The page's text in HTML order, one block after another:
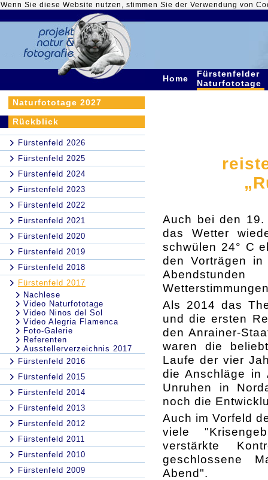
Wenn Sie diese Website nutzen, stimmen Sie der Verwendung von
Home
Fürstenfelder
Naturfototage
Naturfototage 2027
Rückblick
Fürstenfeld 2026
Fürstenfeld 2025
Fürstenfeld 2024
Fürstenfeld 2023
Fürstenfeld 2022
Fürstenfeld 2021
Fürstenfeld 2020
Fürstenfeld 2019
Fürstenfeld 2018
Fürstenfeld 2017
Nachlese
Video Naturfototage
Video Ninos del Sol
Video Alegria Flamenca
Foto-Galerie
Referenten
Ausstellerverzeichnis 2017
Fürstenfeld 2016
Fürstenfeld 2015
Fürstenfeld 2014
Fürstenfeld 2013
Fürstenfeld 2012
Fürstenfeld 2011
Fürstenfeld 2010
Fürstenfeld 2009
Auch bei den 19.
das Wetter
schwülen 24° C
den Vorträgen
Als 2014 das
und die ersten
den Anrainer-
waren die
Laufe der vier
die Anschläge in
Unruhen in
noch die
Auch im Vorfeld
viele
verstärkte
geschlossene
Abend".